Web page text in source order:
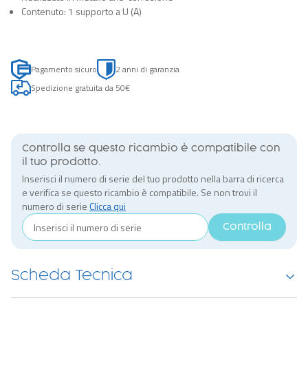
Contenuto: 1 supporto a U (A)
Pagamento sicuro
2 anni di garanzia
Spedizione gratuita da 50€
Controlla se questo ricambio è compatibile con
il tuo prodotto.
Inserisci il numero di serie del tuo prodotto nella barra di ricerca
e verifica se questo ricambio è compatibile. Se non trovi il
numero di serie Clicca qui
Controlla
Scheda Tecnica